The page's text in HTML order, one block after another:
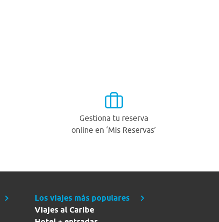
Gestiona tu reserva
online en ‘Mis Reservas’
Los viajes más populares
Viajes al Caribe